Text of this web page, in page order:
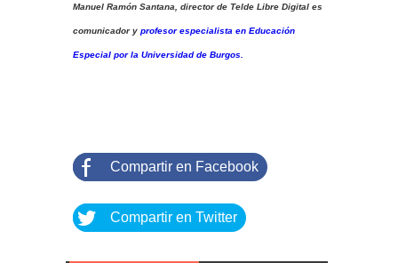
Manuel Ramón Santana, director de Telde Libre Digital es
comunicador y profesor especialista en Educación
Especial por la Universidad de Burgos.
Compartir en Facebook
Compartir en Twitter